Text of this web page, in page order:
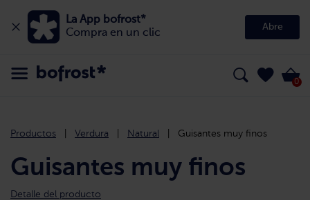
La App bofrost*
Compra en un clic
Abre
0
Productos Verdura Natural Guisantes muy finos
Guisantes muy finos
Detalle del producto